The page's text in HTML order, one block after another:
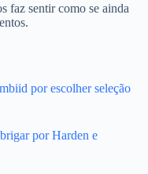
faz sentir como se ainda
por escolher seleção
por Harden e